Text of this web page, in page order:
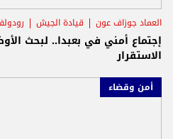
العماد جوزاف عون قيادة الجيش
إجتماع أمني في بعبدا.. لبحث
الاستقرار
أمن وقضاء